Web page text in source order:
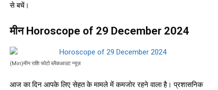
से बचें।
मीन Horoscope of 29 December 2024
(Min)मीन राशि फोटो ब्लैकआउट न्यूज़
आज का दिन आपके लिए सेहत के मामले में कमजोर रहने वाला है। प्रशासनिक